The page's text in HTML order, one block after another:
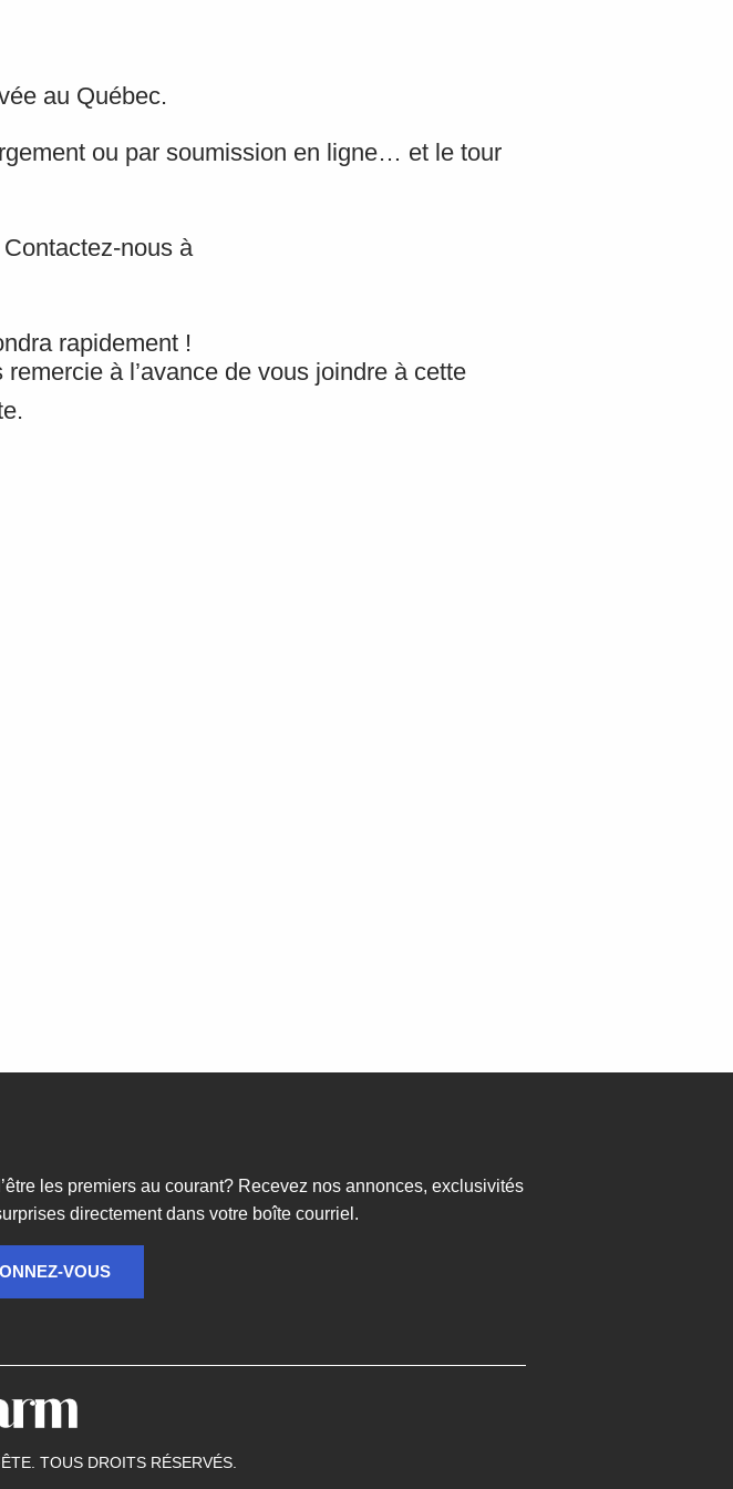
au Québec.
ou par soumission en ligne… et le tour
nous à
rapidement !
à l’avance de vous joindre à cette
les premiers au courant? Recevez nos annonces, exclusivités
directement dans votre boîte courriel.
VOUS
TOUS DROITS RÉSERVÉS.